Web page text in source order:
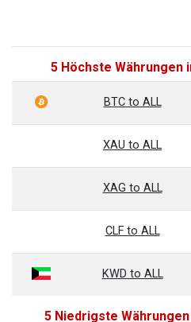
5 Höchste Währungen
BTC to ALL
XAU to ALL
XAG to ALL
CLF to ALL
KWD to ALL
5 Niedrigste